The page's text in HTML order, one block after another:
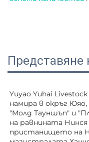
Представяне
Yuyao Yuhai
намира в окръг
"Молд Тауншъп" и
на равнината
пристанището на